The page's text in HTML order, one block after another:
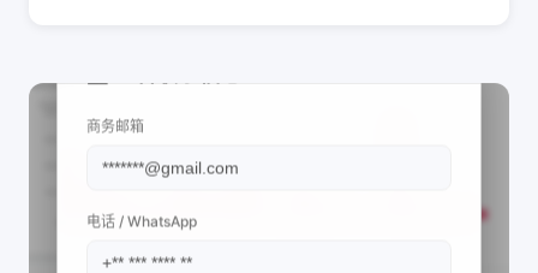
商务邮箱
电话 / WhatsApp